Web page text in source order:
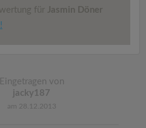
für Jasmin Döner
Eingetragen von
jacky187
am 28.12.2013